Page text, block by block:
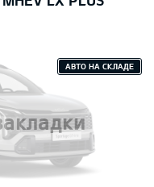
АВТО НА СКЛАДЕ